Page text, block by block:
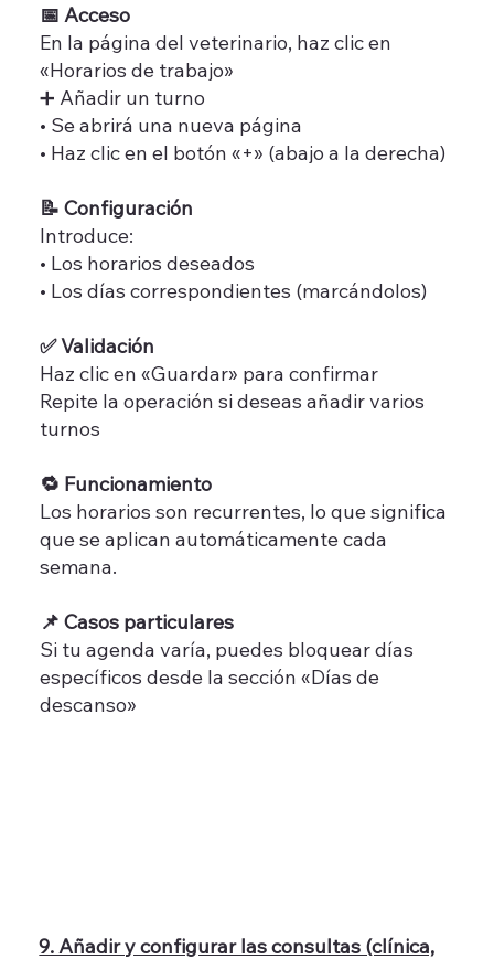
📅 Acceso
En la página del veterinario, haz clic en
«Horarios de trabajo»
➕ Añadir un turno
• Se abrirá una nueva página
• Haz clic en el botón «+» (abajo a la derecha)
📝 Configuración
Introduce:
• Los horarios deseados
• Los días correspondientes (marcándolos)
✅ Validación
Haz clic en «Guardar» para confirmar
Repite la operación si deseas añadir varios
turnos
🔁 Funcionamiento
Los horarios son recurrentes, lo que significa
que se aplican automáticamente cada
semana.
📌 Casos particulares
Si tu agenda varía, puedes bloquear días
específicos desde la sección «Días de
descanso»
9. Añadir y configurar las consultas (clínica,